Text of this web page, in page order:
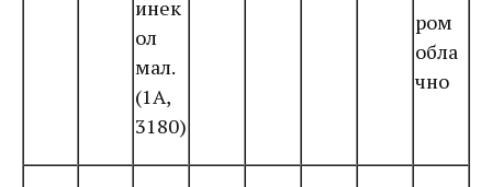
инек
ол
мал.
(1А,
3180)
ром
обла
чно